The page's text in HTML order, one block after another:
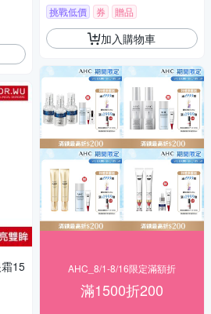
15
挑戰低價 券 贈品
加入購物車
AHC_8/1-8/16限定滿額折
滿1500折200